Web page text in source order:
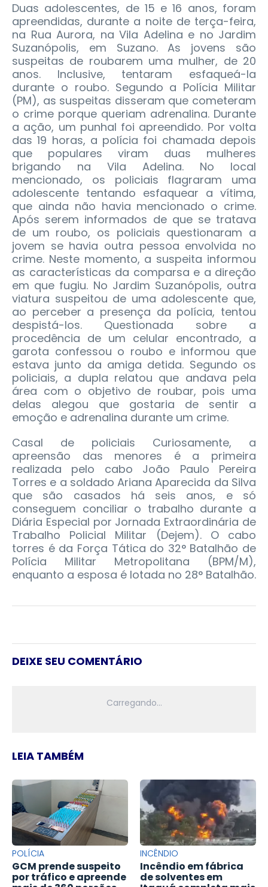
Duas adolescentes, de 15 e 16 anos, foram
apreendidas, durante a noite de terça-feira,
na Rua Aurora, na Vila Adelina e no Jardim
Suzanópolis, em Suzano. As jovens são
suspeitas de roubarem uma mulher, de 20
anos. Inclusive, tentaram esfaqueá-la
durante o roubo. Segundo a Polícia Militar
(PM), as suspeitas disseram que cometeram
o crime porque queriam adrenalina. Durante
a ação, um punhal foi apreendido. Por volta
das 19 horas, a polícia foi chamada depois
que populares viram duas mulheres
brigando na Vila Adelina. No local
mencionado, os policiais flagraram uma
adolescente tentando esfaquear a vítima,
que ainda não havia mencionado o crime.
Após serem informados de que se tratava
de um roubo, os policiais questionaram a
jovem se havia outra pessoa envolvida no
crime. Neste momento, a suspeita informou
as características da comparsa e a direção
em que fugiu. No Jardim Suzanópolis, outra
viatura suspeitou de uma adolescente que,
ao perceber a presença da polícia, tentou
despistá-los. Questionada sobre a
procedência de um celular encontrado, a
garota confessou o roubo e informou que
estava junto da amiga detida. Segundo os
policiais, a dupla relatou que andava pela
área com o objetivo de roubar, pois uma
delas alegou que gostaria de sentir a
emoção e adrenalina durante um crime.
Casal de policiais Curiosamente, a
apreensão das menores é a primeira
realizada pelo cabo João Paulo Pereira
Torres e a soldado Ariana Aparecida da Silva
que são casados há seis anos, e só
conseguem conciliar o trabalho durante a
Diária Especial por Jornada Extraordinária de
Trabalho Policial Militar (Dejem). O cabo
torres é da Força Tática do 32° Batalhão de
Polícia Militar Metropolitana (BPM/M),
enquanto a esposa é lotada no 28° Batalhão.
DEIXE SEU COMENTÁRIO
LEIA TAMBÉM
POLÍCIA
GCM prende suspeito
por tráfico e apreende
INCÊNDIO
Incêndio em fábrica
de solventes em